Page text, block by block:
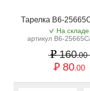
Тарелка B6-
На складе
артикул B6-
160.00
80.00